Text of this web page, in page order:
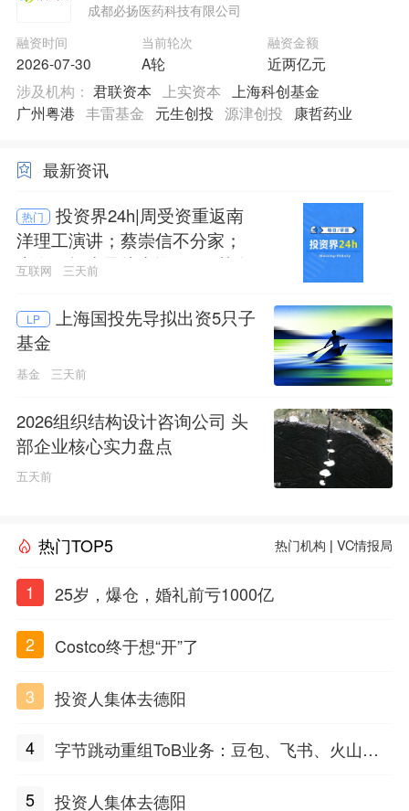
成都必扬医药科技有限公司
融资时间
2026-07-30
当前轮次
A轮
融资金额
近两亿元
涉及机构： 君联资本 上实资本
上海科创基金
广州粤港 丰雷基金 元生创投 源津创投 康哲药业
最新资讯
热门
投资界24h|周受资重返南
洋理工演讲；蔡崇信不分家；
上海国投先导拟出资5只子基金
互联网 三天前
LP
上海国投先导拟出资5只子
基金
基金 三天前
2026组织结构设计咨询公司 头
部企业核心实力盘点
五天前
热门TOP5 热门机构 |VC情报局
1 25岁，爆仓，婚礼前亏1000亿
2 Costco终于想“开”了
3 投资人集体去德阳
4
字节跳动重组ToB业务：豆包、飞书、火山扮
5
投资人集体去德阳